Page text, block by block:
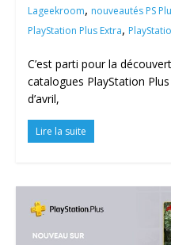
Lageekroom, nouveautés PS
PlayStation Plus Extra,
C’est parti pour la
catalogues PlayStation
d’avril,
Lire la suite